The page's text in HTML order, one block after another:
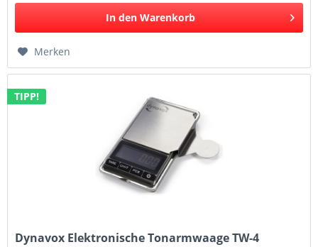
In den Warenkorb
Merken
TIPP!
Dynavox Elektronische Tonarmwaage TW-4